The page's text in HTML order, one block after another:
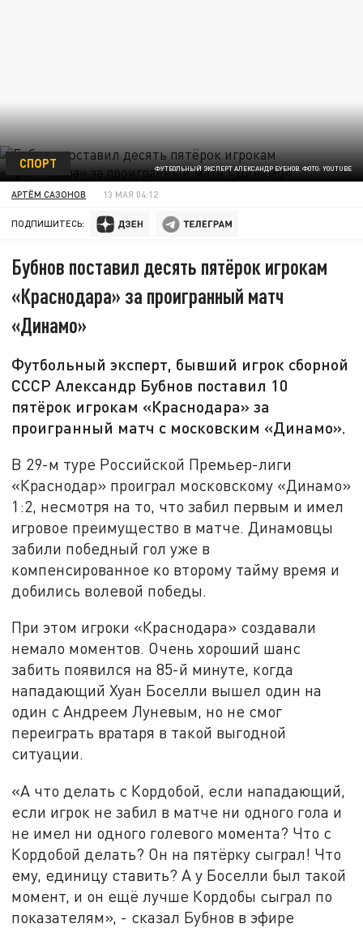
ФУТБОЛЬНЫЙ ЭКСПЕРТ АЛЕКСАНДР БУБНОВ. ФОТО: YOUTUBE
СПОРТ
АРТЁМ САЗОНОВ 13 МАЯ 04:12
ПОДПИШИТЕСЬ:
Бубнов поставил десять пятёрок игрокам
«Краснодара» за проигранный матч
«Динамо»
Футбольный эксперт, бывший игрок сборной
СССР Александр Бубнов поставил 10
пятёрок игрокам «Краснодара» за
проигранный матч с московским «Динамо».
В 29-м туре Российской Премьер-лиги
«Краснодар» проиграл московскому «Динамо»
1:2, несмотря на то, что забил первым и имел
игровое преимущество в матче. Динамовцы
забили победный гол уже в
компенсированное ко второму тайму время и
добились волевой победы.
При этом игроки «Краснодара» создавали
немало моментов. Очень хороший шанс
забить появился на 85-й минуте, когда
нападающий Хуан Боселли вышел один на
один с Андреем Луневым, но не смог
переиграть вратаря в такой выгодной
ситуации.
«А что делать с Кордобой, если нападающий,
если игрок не забил в матче ни одного гола и
не имел ни одного голевого момента? Что с
Кордобой делать? Он на пятёрку сыграл! Что
ему, единицу ставить? А у Боселли был такой
момент, и он ещё лучше Кордобы сыграл по
показателям», - сказал Бубнов в эфире